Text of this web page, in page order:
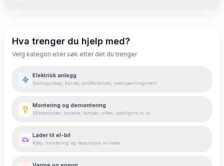
Faktorer som påvirker prisen
Når bør du bytte det elektriske anlegget?
Slik velger du elektriker for jobben
Finansiering av nytt elektrisk anlegg
Hva trenger du hjelp med?
Velg kategori eller søk etter det du trenger
Elektrisk anlegg
Sikringsskap, kurser, jordfeilbryter, overspenningsvern
Montering og demontering
Stikkontakter, brytere, lamper, vifter, spotlights m.m.
Lader til el-bil
Kjøp, montering og reparasjon av lader